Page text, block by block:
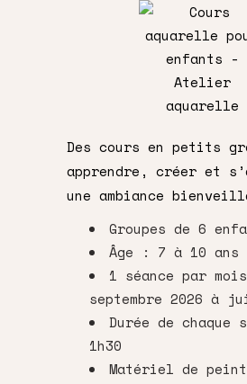
Des cours en petits
apprendre, créer et
une ambiance
Groupes de 6
Âge : 7 à 10 ans
1 séance par
septembre 2026 à
Durée de chaque
1h30
Matériel de